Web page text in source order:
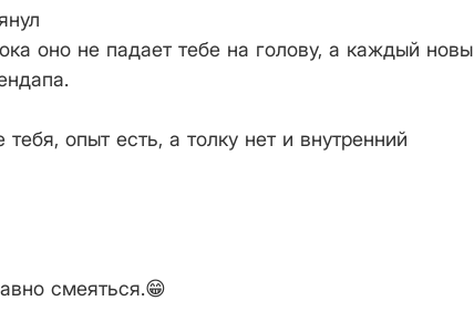
оно не падает тебе на голову, а каждый
опыт есть, а толку нет и внутренний
смеяться.😁